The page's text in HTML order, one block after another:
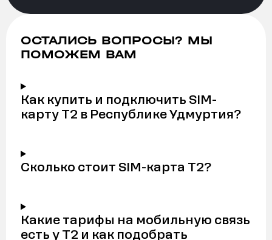
ОСТАЛИСЬ ВОПРОСЫ? МЫ
ПОМОЖЕМ ВАМ
Как купить и подключить SIM-
карту Т2 в Республике Удмуртия?
Сколько стоит SIM-карта Т2?
Какие тарифы на мобильную связь
есть у Т2 и как подобрать